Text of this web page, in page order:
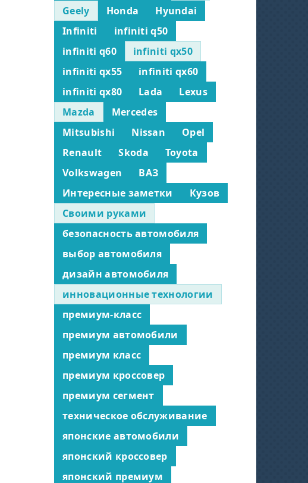
Geely
Honda
Hyundai
Infiniti
infiniti q50
infiniti q60
infiniti qx50
infiniti qx55
infiniti qx60
infiniti qx80
Lada
Lexus
Mazda
Mercedes
Mitsubishi
Nissan
Opel
Renault
Skoda
Toyota
Volkswagen
ВАЗ
Интересные заметки
Кузов
Своими руками
безопасность автомобиля
выбор автомобиля
дизайн автомобиля
инновационные технологии
премиум-класс
премиум автомобили
премиум класс
премиум кроссовер
премиум сегмент
техническое обслуживание
японские автомобили
японский кроссовер
японский премиум